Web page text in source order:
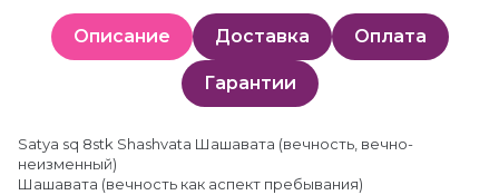
Описание Доставка Оплата
Гарантии
Satya sq 8stk Shashvata Шашавата (вечность, вечно-
неизменный)
Шашавата (вечность как аспект пребывания)